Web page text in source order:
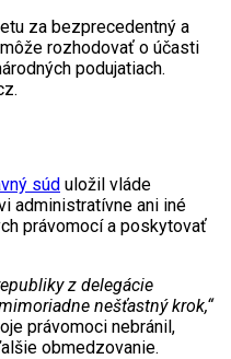
za bezprecedentný a
rozhodovať o účasti
podujatiach.
súd uložil vláde
administratívne ani iné
právomocí a poskytovať
z delegácie
nešťastný krok,“
právomoci nebránil,
obmedzovanie.